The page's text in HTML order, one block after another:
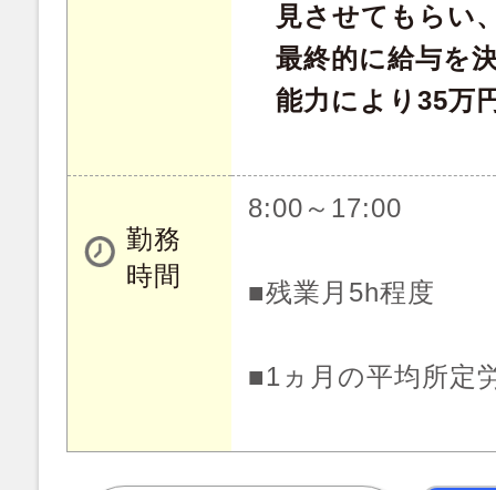
見させてもらい
最終的に給与を
能力により35万
勤務
時間
8:00～17:00
■残業月5h程度
■1ヵ月の平均所定